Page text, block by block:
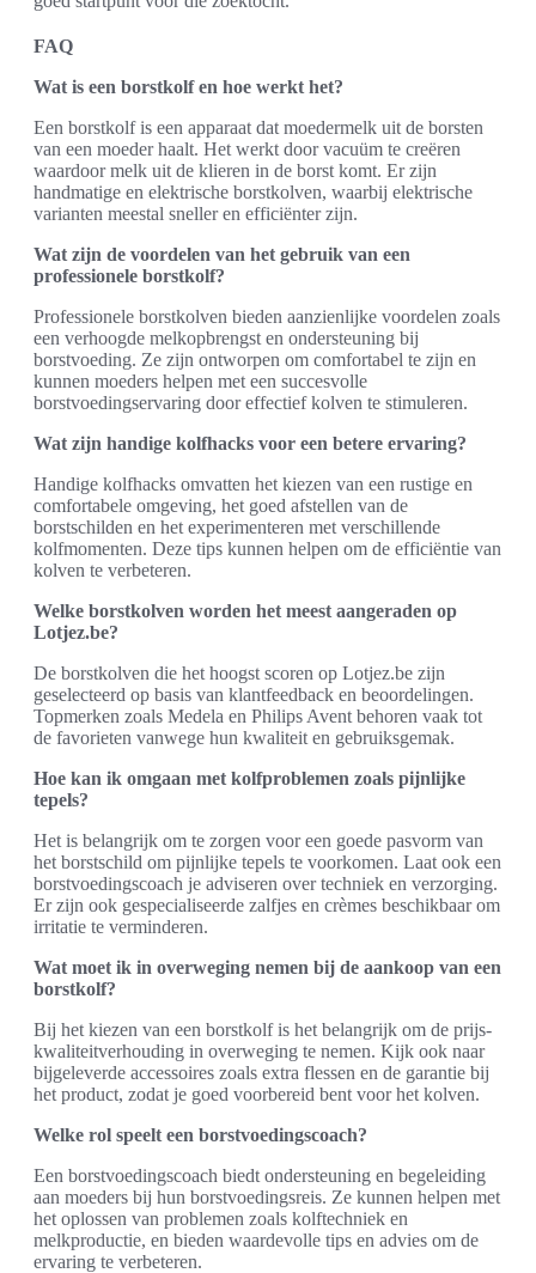
FAQ
Wat is een borstkolf en hoe werkt het?
Een borstkolf is een apparaat dat moedermelk uit de borsten
van een moeder haalt. Het werkt door vacuüm te creëren
waardoor melk uit de klieren in de borst komt. Er zijn
handmatige en elektrische borstkolven, waarbij elektrische
varianten meestal sneller en efficiënter zijn.
Wat zijn de voordelen van het gebruik van een
professionele borstkolf?
Professionele borstkolven bieden aanzienlijke voordelen zoals
een verhoogde melkopbrengst en ondersteuning bij
borstvoeding. Ze zijn ontworpen om comfortabel te zijn en
kunnen moeders helpen met een succesvolle
borstvoedingservaring door effectief kolven te stimuleren.
Wat zijn handige kolfhacks voor een betere ervaring?
Handige kolfhacks omvatten het kiezen van een rustige en
comfortabele omgeving, het goed afstellen van de
borstschilden en het experimenteren met verschillende
kolfmomenten. Deze tips kunnen helpen om de efficiëntie van
kolven te verbeteren.
Welke borstkolven worden het meest aangeraden op
Lotjez.be?
De borstkolven die het hoogst scoren op Lotjez.be zijn
geselecteerd op basis van klantfeedback en beoordelingen.
Topmerken zoals Medela en Philips Avent behoren vaak tot
de favorieten vanwege hun kwaliteit en gebruiksgemak.
Hoe kan ik omgaan met kolfproblemen zoals pijnlijke
tepels?
Het is belangrijk om te zorgen voor een goede pasvorm van
het borstschild om pijnlijke tepels te voorkomen. Laat ook een
borstvoedingscoach je adviseren over techniek en verzorging.
Er zijn ook gespecialiseerde zalfjes en crèmes beschikbaar om
irritatie te verminderen.
Wat moet ik in overweging nemen bij de aankoop van een
borstkolf?
Bij het kiezen van een borstkolf is het belangrijk om de prijs-
kwaliteitverhouding in overweging te nemen. Kijk ook naar
bijgeleverde accessoires zoals extra flessen en de garantie bij
het product, zodat je goed voorbereid bent voor het kolven.
Welke rol speelt een borstvoedingscoach?
Een borstvoedingscoach biedt ondersteuning en begeleiding
aan moeders bij hun borstvoedingsreis. Ze kunnen helpen met
het oplossen van problemen zoals kolftechniek en
melkproductie, en bieden waardevolle tips en advies om de
ervaring te verbeteren.